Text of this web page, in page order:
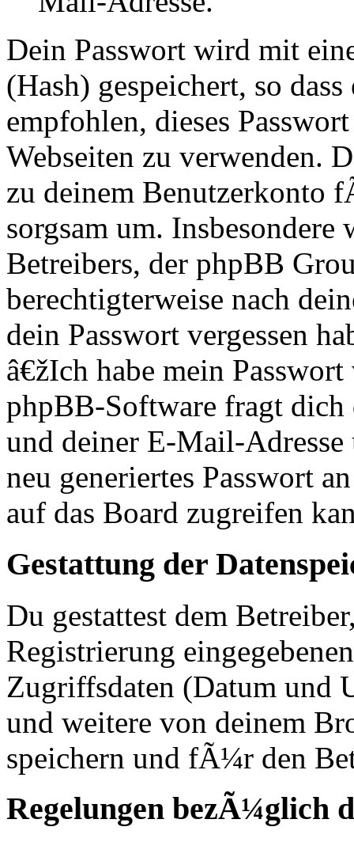
Dein Passwort wird mit
(Hash) gespeichert, so
empfohlen, dieses
Webseiten zu verwenden.
zu deinem Benutzerkonto
sorgsam um.
Betreibers, der phpBB
berechtigterweise nach
dein Passwort vergessen
â€žIch habe mein
phpBB-Software fragt dich
und deiner E-Mail-
neu generiertes Passwort
auf das Board zugreifen
Gestattung der
Du gestattest dem
Registrierung
Zugriffsdaten (Datum und
und weitere von deinem
speichern und fÃ¼r den
Regelungen bezÃ¼glich